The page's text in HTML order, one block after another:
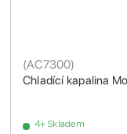
Chladící kapalina
(AC7300)
4+ Skladem